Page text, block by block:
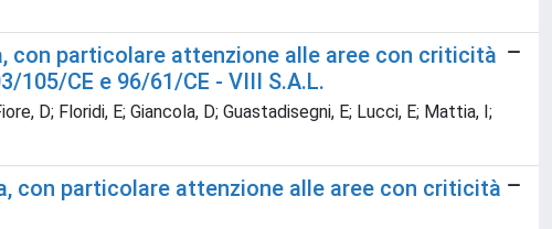
con particolare attenzione alle aree con criticità
CE e 96/61/CE - VIII S.A.L.
D; Floridi, E; Giancola, D; Guastadisegni, E; Lucci, E; Mattia, I;
con particolare attenzione alle aree con criticità